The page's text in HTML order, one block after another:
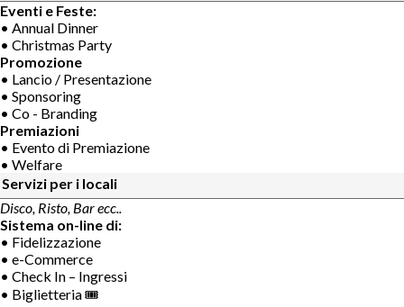
Eventi e Feste:
• Annual Dinner
• Christmas Party
Promozione
• Lancio / Presentazione
• Sponsoring
• Co - Branding
Premiazioni
• Evento di Premiazione
• Welfare
Servizi per i locali
Disco, Risto, Bar ecc..
Sistema on-line di:
• Fidelizzazione
• e-Commerce
• Check In – Ingressi
• Biglietteria 🎟